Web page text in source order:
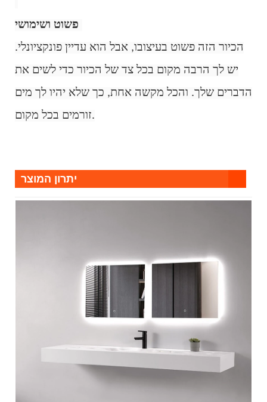
הכיור הזה פשוט בעיצובו, אבל הוא עדיין פונקציונלי.
יש לך הרבה מקום בכל צד של הכיור כדי לשים את
הדברים שלך. והכל מקשה אחת, כך שלא יהיו לך מים
זורמים בכל מקום.
יתרון המוצר